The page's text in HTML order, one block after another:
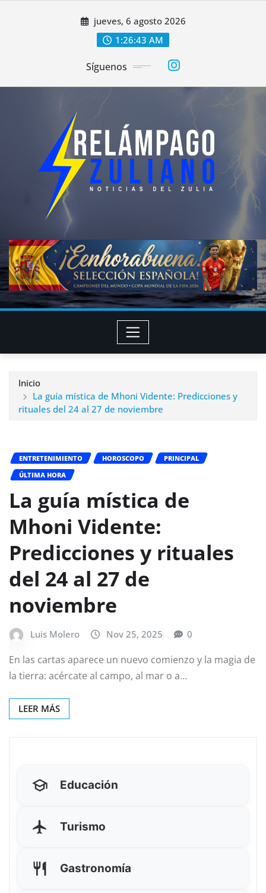
jueves, 6 agosto 2026
1:26:44 AM
Síguenos
Inicio
La guía mística de Mhoni Vidente: Predicciones y
rituales del 24 al 27 de noviembre
ENTRETENIMIENTO HOROSCOPO
PRINCIPAL
ÚLTIMA HORA
La guía mística de
Mhoni Vidente:
Predicciones y rituales
del 24 al 27 de
noviembre
Luis Molero Nov 25, 2025 0
En las cartas aparece un nuevo comienzo y la magia de
la tierra: acércate al campo, al mar o a…
LEER MÁS
Educación
Turismo
Gastronomía